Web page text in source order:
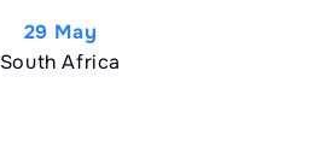
29 May
South Africa